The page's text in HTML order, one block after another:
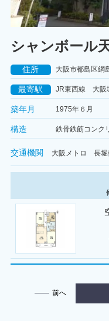
シャンボール
住所 大阪市都島区網
最寄駅 JR東西線 大阪
築年月 1975年６月
構造 鉄骨鉄筋コンク
交通機関 大阪メトロ 長
前へ